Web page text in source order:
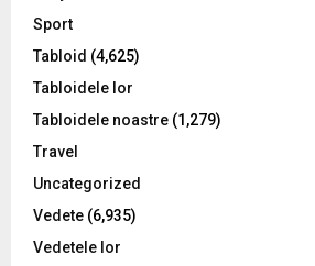
Sport
Tabloid (4,625)
Tabloidele lor
Tabloidele noastre (1,279)
Travel
Uncategorized
Vedete (6,935)
Vedetele lor